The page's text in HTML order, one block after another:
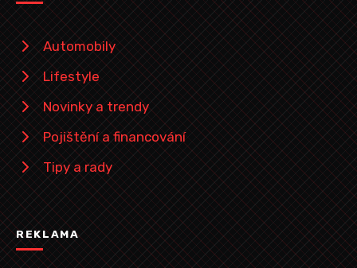
Automobily
Lifestyle
Novinky a trendy
Pojištění a financování
Tipy a rady
REKLAMA